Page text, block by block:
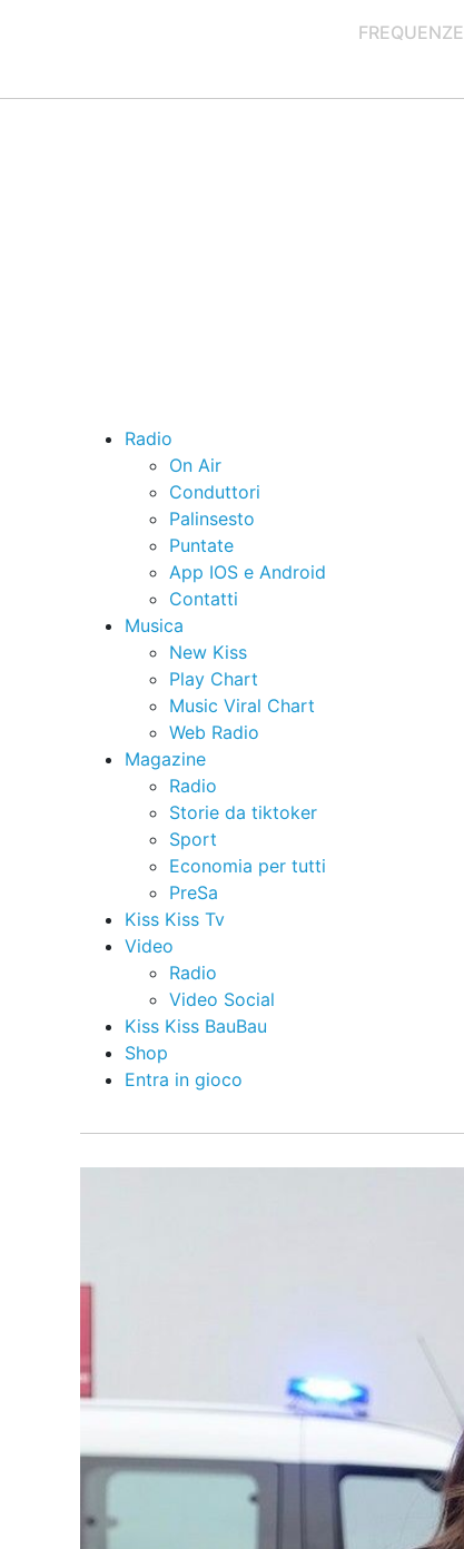
FREQUENZE
Radio
On Air
Conduttori
Palinsesto
Puntate
App IOS e Android
Contatti
Musica
New Kiss
Play Chart
Music Viral Chart
Web Radio
Magazine
Radio
Storie da tiktoker
Sport
Economia per tutti
PreSa
Kiss Kiss Tv
Video
Radio
Video Social
Kiss Kiss BauBau
Shop
Entra in gioco